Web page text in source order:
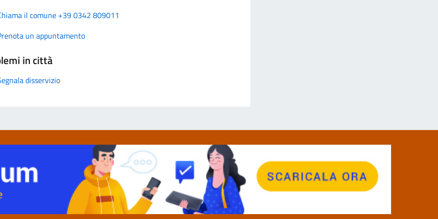
il comune +39 0342 809011
un appuntamento
in città
disservizio